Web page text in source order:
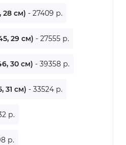
28 см) - 27409 р.
29 см) - 27555 р.
30 см) - 39358 р.
31 см) - 33524 р.
р.
р.